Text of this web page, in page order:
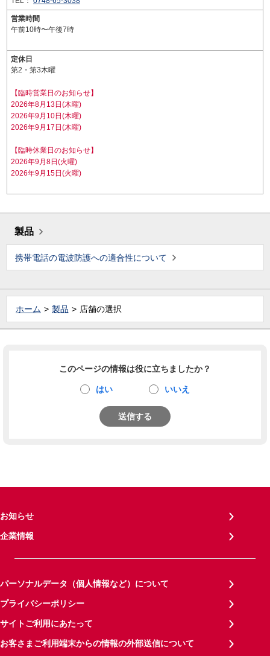
営業時間
午前10時〜午後7時
定休日
第2・第3木曜
【臨時営業日のお知らせ】
2026年8月13日(木曜)
2026年9月10日(木曜)
2026年9月17日(木曜)
【臨時休業日のお知らせ】
2026年9月8日(火曜)
2026年9月15日(火曜)
製品
携帯電話の電波防護への適合性について
ホーム 製品 店舗の選択
このページの情報は役に立ちましたか？
はい いいえ
送信する
お知らせ
企業情報
パーソナルデータ（個人情報など）について
プライバシーポリシー
サイトご利用にあたって
お客さまご利用端末からの情報の外部送信について